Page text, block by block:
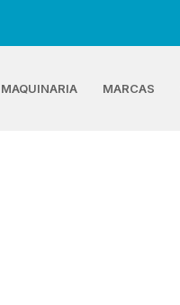
MAQUINARIA MARCAS